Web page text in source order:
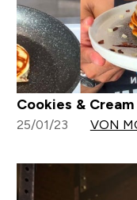
Cookies &
25/01/23 VON